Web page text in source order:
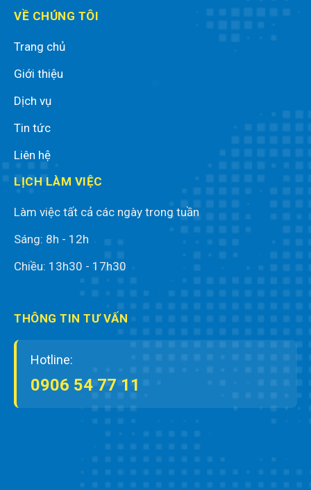
VỀ CHÚNG TÔI
Trang chủ
Giới thiệu
Dịch vụ
Tin tức
Liên hệ
LỊCH LÀM VIỆC
Làm việc tất cả các ngày trong tuần
Sáng: 8h - 12h
Chiều: 13h30 - 17h30
THÔNG TIN TƯ VẤN
Hotline:
0906 54 77 11